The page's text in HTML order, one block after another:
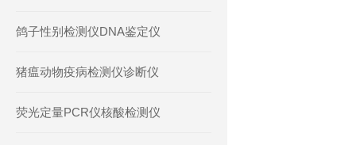
鸽子性别检测仪DNA鉴定仪
猪瘟动物疫病检测仪诊断仪
荧光定量PCR仪核酸检测仪